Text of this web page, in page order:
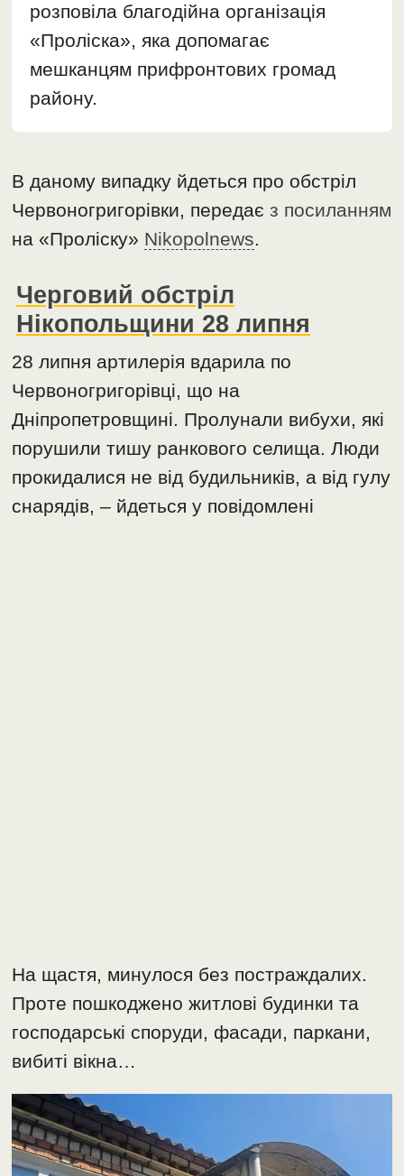
розповіла благодійна організація
«Проліска», яка допомагає
мешканцям прифронтових громад
району.
В даному випадку йдеться про обстріл
Червоногригорівки, передаєз посиланням
на «Проліску» Nikopolnews.
Черговий обстріл
Нікопольщини 28 липня
28 липня артилерія вдарила по
Червоногригорівці, що на
Дніпропетровщині. Пролунали вибухи, які
порушили тишу ранкового селища. Люди
прокидалися не від будильників, а від гулу
снарядів, – йдеться у повідомлені
На щастя, минулося без постраждалих.
Проте пошкоджено житлові будинки та
господарські споруди, фасади, паркани,
вибиті вікна…